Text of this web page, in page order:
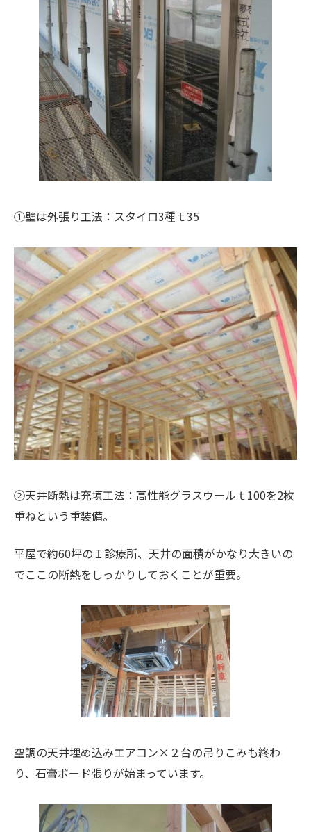
①壁は外張り工法：スタイロ3種ｔ35
②天井断熱は充填工法：高性能グラスウールｔ100を2枚
重ねという重装備。
平屋で約60坪のＩ診療所、天井の面積がかなり大きいの
でここの断熱をしっかりしておくことが重要。
空調の天井埋め込みエアコン×２台の吊りこみも終わ
り、石膏ボード張りが始まっています。